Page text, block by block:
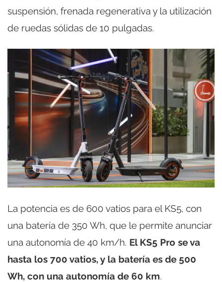
suspensión, frenada regenerativa y la utilización
de ruedas sólidas de 10 pulgadas.
La potencia es de 600 vatios para el KS5, con
una batería de 350 Wh, que le permite anunciar
una autonomía de 40 km/h. El KS5 Pro se va
hasta los 700 vatios, y la batería es de 500
Wh, con una autonomía de 60 km.